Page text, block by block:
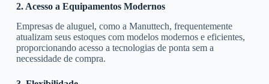
2. Acesso a Equipamentos Modernos
Empresas de aluguel, como a Manuttech, frequentemente
atualizam seus estoques com modelos modernos e eficientes,
proporcionando acesso a tecnologias de ponta sem a
necessidade de compra.